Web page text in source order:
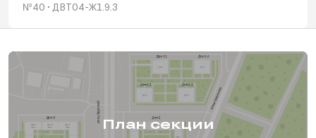
№40 • ‎ДВТ04-Ж1.9.3
План секции